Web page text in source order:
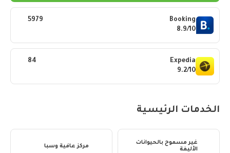
Booking
8.9/10
5979
Expedia
9.2/10
84
الخدمات الرئيسية
غير مسموح بالحيوانات
الأليفة
مركز عافية وسبا